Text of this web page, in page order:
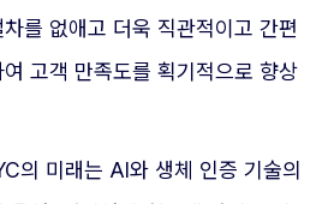
를 없애고 더욱 직관적이고 간편
고객 만족도를 획기적으로 향상
의 미래는 AI와 생체 인증 기술의